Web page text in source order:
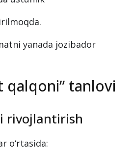
yanada jozibador
qalqoni” tanlovi
rivojlantirish
o‘rtasida: